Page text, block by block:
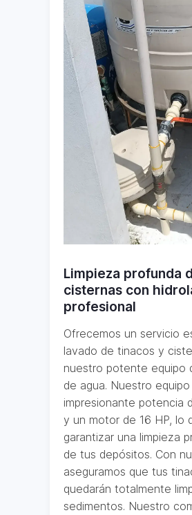
Limpieza profunda
cisternas con
profesional
Ofrecemos un servicio
lavado de tinacos y
nuestro potente equipo
de agua. Nuestro
impresionante potencia
y un motor de 16 HP, lo
garantizar una limpieza
de tus depósitos. Con
aseguramos que tus
quedarán totalmente
sedimentos. Nuestro